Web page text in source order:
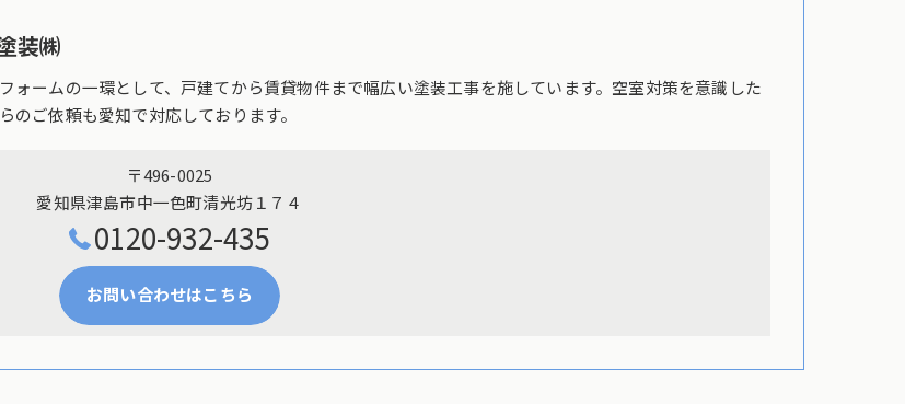
装㈱
ォームの一環として、戸建てから賃貸物件まで幅広い塗装工事を施しています。空室対策を意識した
のご依頼も愛知で対応しております。
〒496-0025
愛知県津島市中一色町清光坊１７４
0120-932-435
お問い合わせはこちら